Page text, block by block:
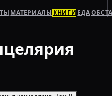
МАТЕРИАЛЫ КНИГИ ЕДА